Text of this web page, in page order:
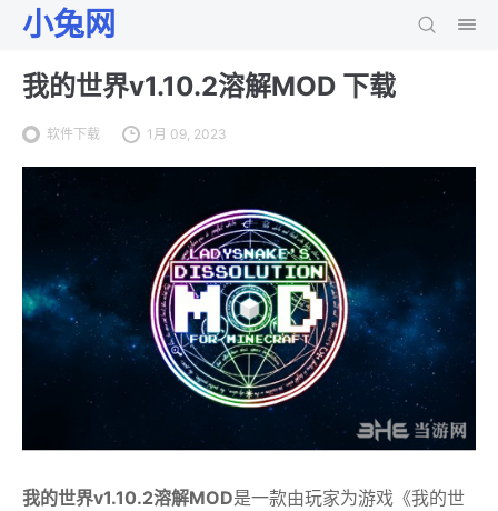
小兔网
我的世界v1.10.2溶解MOD 下载
软件下载 1月 09, 2023
我的世界v1.10.2溶解MOD是一款由玩家为游戏《我的世